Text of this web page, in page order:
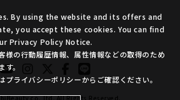
co.,ltd. All Rights Reserved.
By using the website and its offers and
you accept these cookies. You can find
Privacy Policy Notice.
様の行動履歴情報、属性情報などの取得のため
。
プライバシーポリシーからご確認ください。